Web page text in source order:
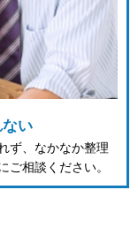
い
ず、なかなか整理
ご相談ください。